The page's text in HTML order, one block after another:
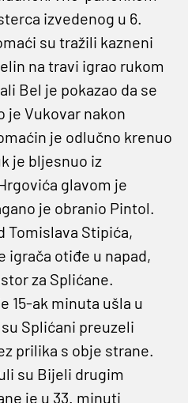
izvedenog u 6.
su tražili kazneni
na travi igrao rukom
Bel je pokazao da se
je Vukovar nakon
je odlučno krenuo
je bljesnuo iz
glavom je
je obranio Pintol.
Tomislava Stipića,
igrača otiđe u napad,
za Splićane.
15-ak minuta ušla u
Splićani preuzeli
prilika s obje strane.
su Bijeli drugim
je u 33. minuti